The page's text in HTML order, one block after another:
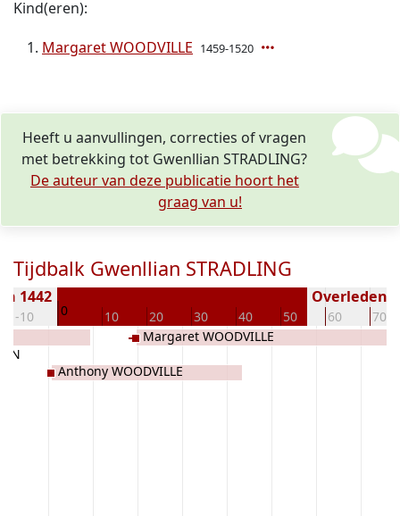
Kind(eren):
Margaret WOODVILLE 1459-1520
Heeft u aanvullingen, correcties of vragen
met betrekking tot Gwenllian STRADLING?
De auteur van deze publicatie hoort het
graag van u!
Tijdbalk Gwenllian STRADLING
-10 0 10 20 30 40 50 60 70
1442 Overleden (
Anthony WOODVILLE
Margaret WOODVILLE